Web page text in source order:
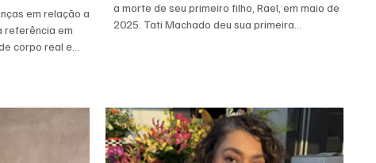
em relação a
símbolo de corpo real e...
a morte de seu primeiro filho, Rael, em maio de
2025. Tati Machado deu sua primeira...